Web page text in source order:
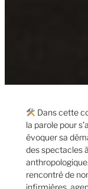
Dans cette
la parole pour
évoquer sa
des spectacles
rencontré de